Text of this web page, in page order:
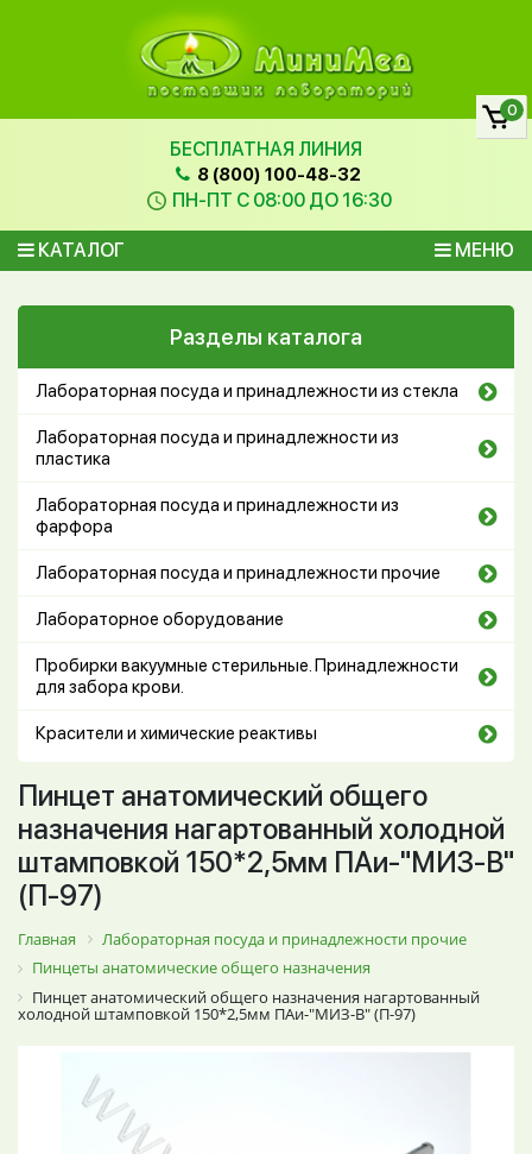
БЕСПЛАТНАЯ ЛИНИЯ
8 (800) 100-48-32
ПН-ПТ С 08:00 ДО 16:30
КАТАЛОГ МЕНЮ
0
Разделы каталога
Лабораторная посуда и принадлежности из стекла
Лабораторная посуда и принадлежности из
пластика
Лабораторная посуда и принадлежности из
фарфора
Лабораторная посуда и принадлежности прочие
Лабораторное оборудование
Пробирки вакуумные стерильные. Принадлежности
для забора крови.
Красители и химические реактивы
Пинцет анатомический общего
назначения нагартованный холодной
штамповкой 150*2,5мм ПАи-"МИЗ-В"
(П-97)
Главная
Лабораторная посуда и принадлежности прочие
Пинцеты анатомические общего назначения
Пинцет анатомический общего назначения нагартованный
холодной штамповкой 150*2,5мм ПАи-"МИЗ-В" (П-97)